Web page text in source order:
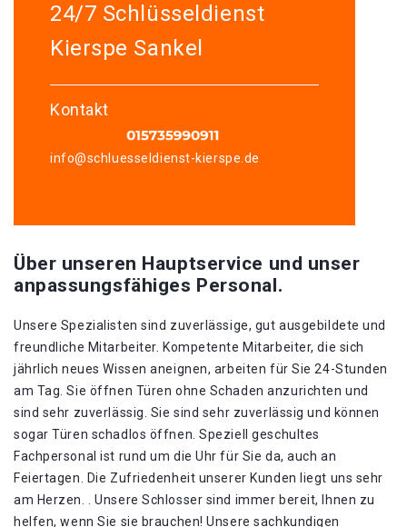
24/7 Schlüsseldienst
Kierspe Sankel
Kontakt
info@schluesseldienst-kierspe.de
Über unseren Hauptservice und unser
anpassungsfähiges Personal.
Unsere Spezialisten sind zuverlässige, gut ausgebildete und
freundliche Mitarbeiter. Kompetente Mitarbeiter, die sich
jährlich neues Wissen aneignen, arbeiten für Sie 24-Stunden
am Tag. Sie öffnen Türen ohne Schaden anzurichten und
sind sehr zuverlässig. Sie sind sehr zuverlässig und können
sogar Türen schadlos öffnen. Speziell geschultes
Fachpersonal ist rund um die Uhr für Sie da, auch an
Feiertagen. Die Zufriedenheit unserer Kunden liegt uns sehr
am Herzen. . Unsere Schlosser sind immer bereit, Ihnen zu
helfen, wenn Sie sie brauchen! Unsere sachkundigen